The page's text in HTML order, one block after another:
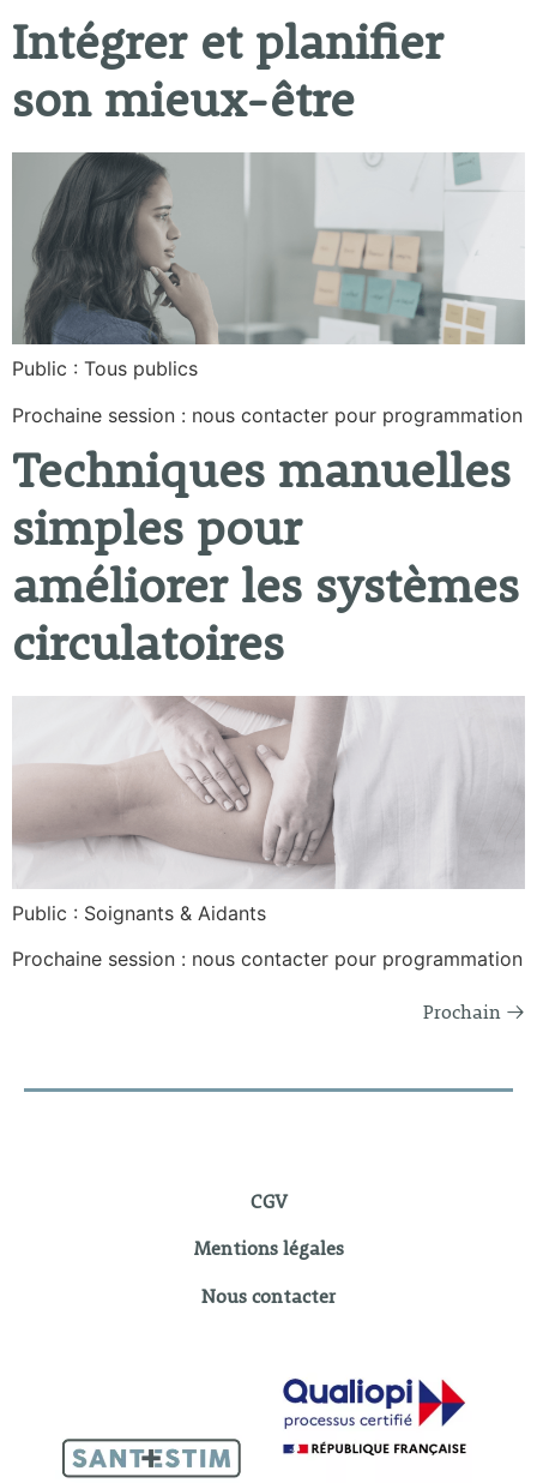
Intégrer et planifier
son mieux-être
Public : Tous publics
Prochaine session : nous contacter pour programmation
Techniques manuelles
simples pour
améliorer les systèmes
circulatoires
Public : Soignants & Aidants
Prochaine session : nous contacter pour programmation
Prochain →
CGV
Mentions légales
Nous contacter